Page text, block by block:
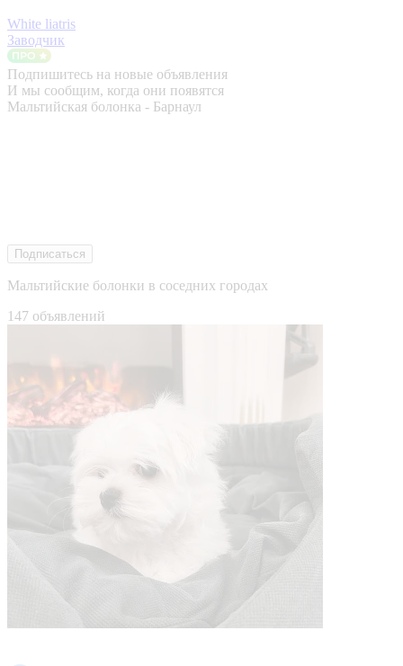
White liatris
Заводчик
Подпишитесь на новые объявления
И мы сообщим, когда они появятся
Мальтийская болонка - Барнаул
Подписаться
Мальтийские болонки в соседних городах
147 объявлений